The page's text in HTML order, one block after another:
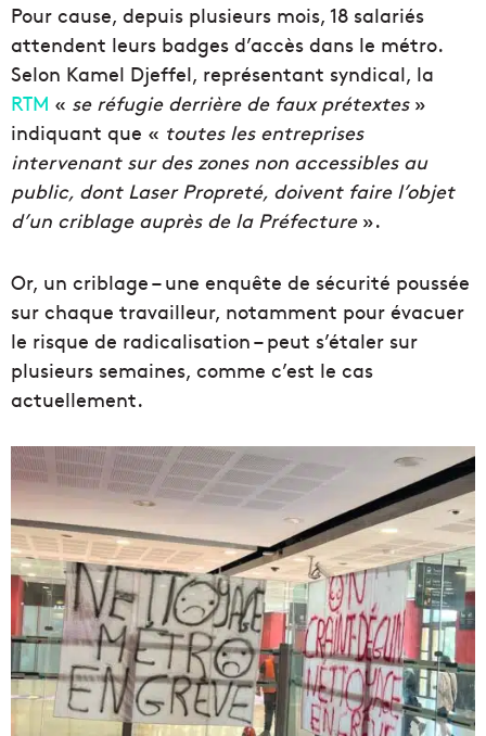
Pour cause, depuis plusieurs mois, 18 salariés
attendent leurs badges d’accès dans le métro.
Selon Kamel Djeffel, représentant syndical, la
RTM « se réfugie derrière de faux prétextes»
indiquant que « toutes les entreprises
intervenant sur des zones non accessibles au
public, dont Laser Propreté, doivent faire l’objet
d’un criblage auprès de la Préfecture».
Or, un criblage – une enquête de sécurité poussée
sur chaque travailleur, notamment pour évacuer
le risque de radicalisation – peut s’étaler sur
plusieurs semaines, comme c’est le cas
actuellement.